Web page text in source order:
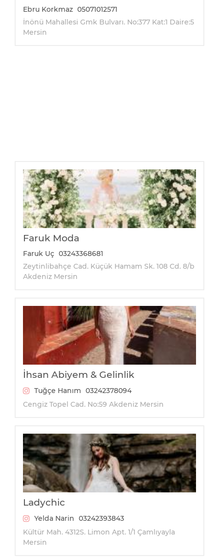
Ebru Korkmaz 05071012571
İnönü Mahallesi Gmk Bulvarı. No:377 Kat:1 Daire:5
Mersin
Faruk Moda
Faruk Uç 03243368681
Zeytinlibahçe Cad. Küçük Hamam Sk. 108 Cd. 8/b
Akdeniz Mersin
İhsan Abiyem & Gelinlik
Tuğçe Hanım 03242378094
Cengiz Topel Cad. No:59 Akdeniz Mersin
Ladychic
Yelda Narin 03242393843
Kültür Mah. 4312S. Limon Apt. 1/1 Çamlıyayla
Mersin